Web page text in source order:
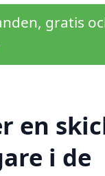
gratis
en
i de